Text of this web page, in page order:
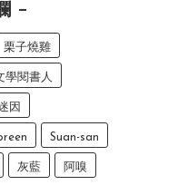
栗子燒雞
學閱書人
因
Suan-san
灰藍 阿嗅